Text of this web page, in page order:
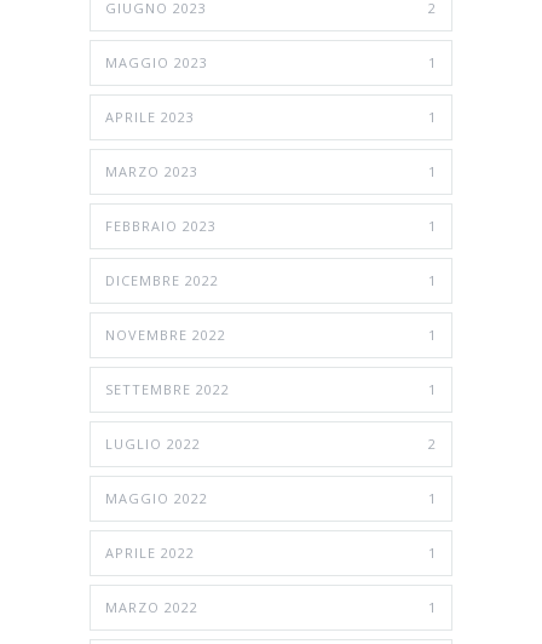
GIUGNO 2023 2
MAGGIO 2023 1
APRILE 2023 1
MARZO 2023 1
FEBBRAIO 2023 1
DICEMBRE 2022 1
NOVEMBRE 2022 1
SETTEMBRE 2022 1
LUGLIO 2022 2
MAGGIO 2022 1
APRILE 2022 1
MARZO 2022 1